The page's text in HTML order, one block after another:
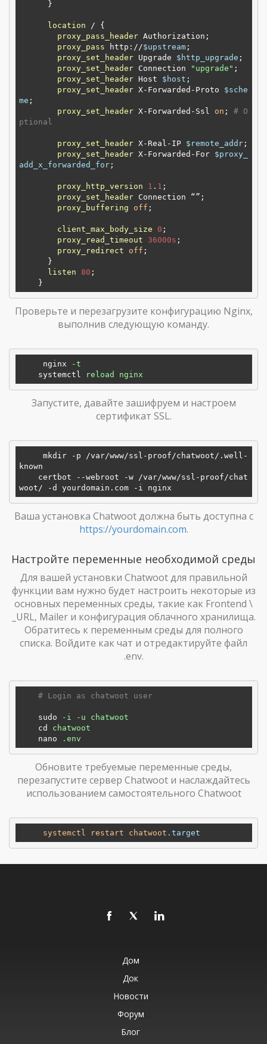
location / {
proxy_pass_header Authorization;
proxy_pass http://$upstream ;
proxy_set_header Upgrade $http_upgrade ;
proxy_set_header Connection "upgrade" ;
proxy_set_header Host $host ;
proxy_set_header X-Forwarded-Proto $sche
me ;
proxy_set_header X-Forwarded-Ssl on ; # O
ptional
proxy_set_header X-Real-IP $remote_addr ;
proxy_set_header X-Forwarded-For $proxy_
add_x_forwarded_for ;
proxy_http_version 1 . 1 ;
proxy_set_header Connection “”;
proxy_buffering
off ;
client_max_body_size 0 ;
proxy_read_timeout
36000s ;
proxy_redirect
off ;
listen
80 ;
Проверьте и перезагрузите конфигурацию Nginx,
выполнив следующую команду.
nginx
-t
systemctl
reload nginx
Запустите, давайте зашифруем и настроем
сертификат SSL.
     mkdir -p
/var/www/ssl-proof/chatwoot/ .well-
known
    certbot --webroot -w
/var/www/ssl-proof/chat
woot/
Ваша установка Chatwoot должна быть доступна с
https://yourdomain.com.
Настройте переменные необходимой среды
Для вашей установки Chatwoot для правильной
функции вам нужно будет настроить некоторые из
основных переменных среды, такие как Frontend \
_URL, Mailer и конфигурация облачного хранилища.
Обратитесь к переменным среды для полного
списка. Войдите как чат и отредактируйте файл
.env.
    # Login as chatwoot user
sudo
-i -u chatwoot
cd
chatwoot
nano
.env
Обновите требуемые переменные среды,
перезапустите сервер Chatwoot и наслаждайтесь
использованием самостоятельного Chatwoot
systemctl restart chatwoot .target
Дом
Док
Новости
Форум
Блог